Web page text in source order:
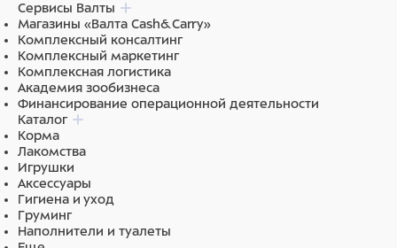
Сервисы Валты
Магазины «Валта Cash&Carry»
Комплексный консалтинг
Комплексный маркетинг
Комплексная логистика
Академия зообизнеса
Финансирование операционной деятельности
Каталог
Корма
Лакомства
Игрушки
Аксессуары
Гигиена и уход
Груминг
Наполнители и туалеты